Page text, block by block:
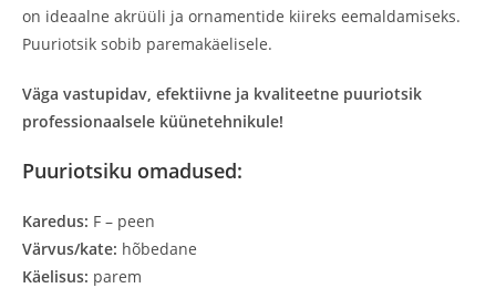
on ideaalne akrüüli ja ornamentide kiireks eemaldamiseks.
Puuriotsik sobib paremakäelisele.
Väga vastupidav, efektiivne ja kvaliteetne puuriotsik
professionaalsele küünetehnikule!
Puuriotsiku omadused:
Karedus: F – peen
Värvus/kate: hõbedane
Käelisus: parem